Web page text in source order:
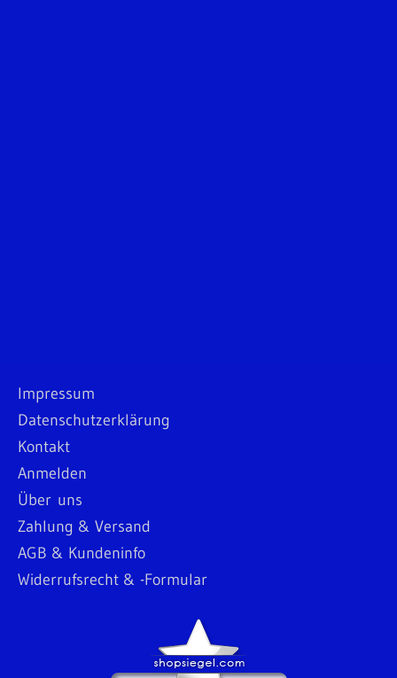
Impressum
Datenschutzerklärung
Kontakt
Anmelden
Über uns
Zahlung & Versand
AGB & Kundeninfo
Widerrufsrecht & -Formular